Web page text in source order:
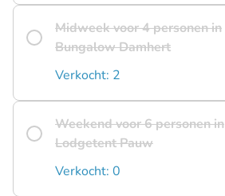
Midweek voor 4 personen in
Bungalow Damhert
Verkocht: 2
Weekend voor 6 personen in
Lodgetent Pauw
Verkocht: 0